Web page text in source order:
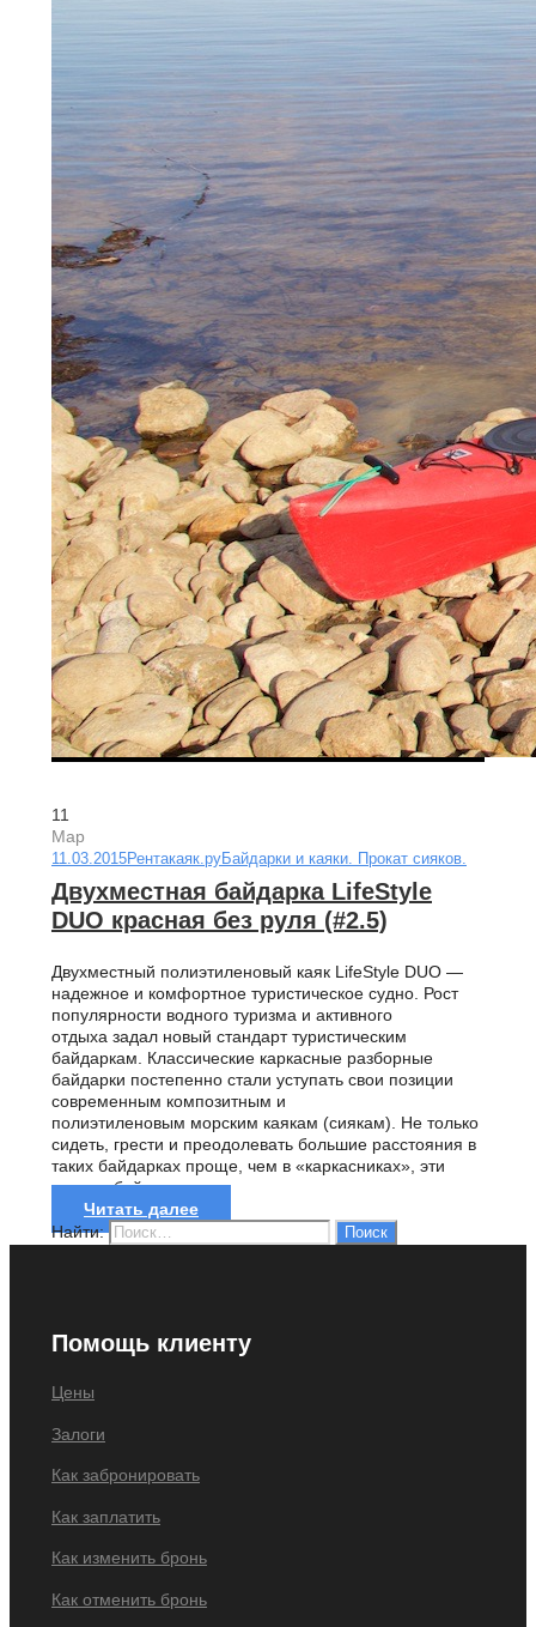
11
Мар
11.03.2015Рентакаяк.руБайдарки и каяки. Прокат сияков.
Двухместная байдарка LifeStyle
DUO красная без руля (#2.5)
Двухместный полиэтиленовый каяк LifeStyle DUO —
надежное и комфортное туристическое судно. Рост
популярности водного туризма и активного
отдыха задал новый стандарт туристическим
байдаркам. Классические каркасные разборные
байдарки постепенно стали уступать свои позиции
современным композитным и
полиэтиленовым морским каякам (сиякам). Не только
сидеть, грести и преодолевать большие расстояния в
таких байдарках проще, чем в «каркасниках», эти
каяки и байдарки за...
Читать далее
Найти:
Помощь клиенту
Цены
Залоги
Как забронировать
Как заплатить
Как изменить бронь
Как отменить бронь